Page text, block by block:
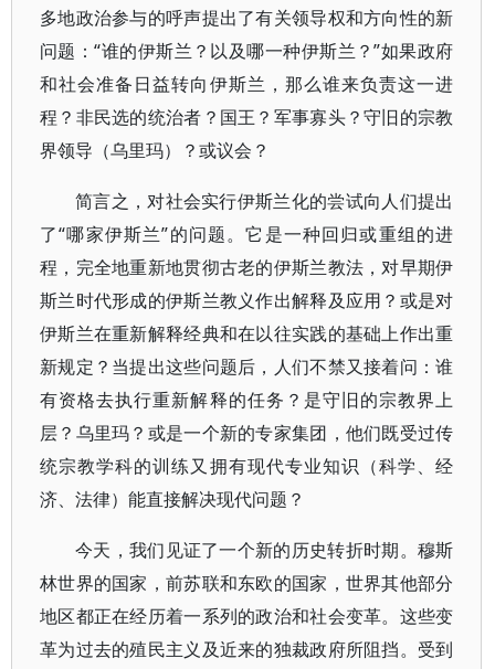
多地政治参与的呼声提出了有关领导权和方向性的新
问题：“谁的伊斯兰？以及哪一种伊斯兰？”如果政府
和社会准备日益转向伊斯兰，那么谁来负责这一进
程？非民选的统治者？国王？军事寡头？守旧的宗教
界领导（乌里玛）？或议会？
简言之，对社会实行伊斯兰化的尝试向人们提出
了“哪家伊斯兰”的问题。它是一种回归或重组的进
程，完全地重新地贯彻古老的伊斯兰教法，对早期伊
斯兰时代形成的伊斯兰教义作出解释及应用？或是对
伊斯兰在重新解释经典和在以往实践的基础上作出重
新规定？当提出这些问题后，人们不禁又接着问：谁
有资格去执行重新解释的任务？是守旧的宗教界上
层？乌里玛？或是一个新的专家集团，他们既受过传
统宗教学科的训练又拥有现代专业知识（科学、经
济、法律）能直接解决现代问题？
今天，我们见证了一个新的历史转折时期。穆斯
林世界的国家，前苏联和东欧的国家，世界其他部分
地区都正在经历着一系列的政治和社会变革。这些变
革为过去的殖民主义及近来的独裁政府所阻挡。受到